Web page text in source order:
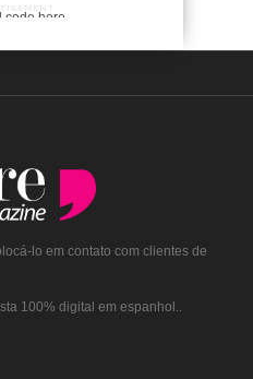
code here
lo em contato com clientes de
100% digital em espanhol..